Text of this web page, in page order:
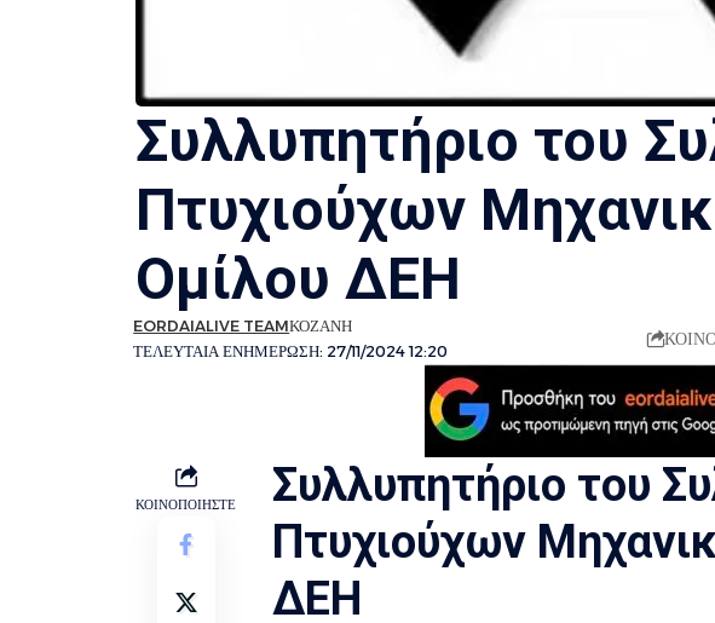
Συλλυπητήριο του
Πτυχιούχων
Ομίλου ΔΕΗ
ΤΕΛΕΥΤΑΙΑ ΕΝΗΜΕΡΩΣΗ: 27/11/2024 12:20
EORDAIALIVE TEAMΚΟΖΑΝΗ
ΚΟΙΝΟΠΟΙΗΣΤΕ
Συλλυπητήριο του
Πτυχιούχων
ΔΕΗ